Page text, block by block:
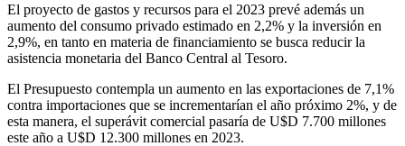
El proyecto de gastos y recursos para el 2023 prevé además un
aumento del consumo privado estimado en 2,2% y la inversión en
2,9%, en tanto en materia de financiamiento se busca reducir la
asistencia monetaria del Banco Central al Tesoro.
El Presupuesto contempla un aumento en las exportaciones de 7,1%
contra importaciones que se incrementarían el año próximo 2%, y de
esta manera, el superávit comercial pasaría de U$D 7.700 millones
este año a U$D 12.300 millones en 2023.